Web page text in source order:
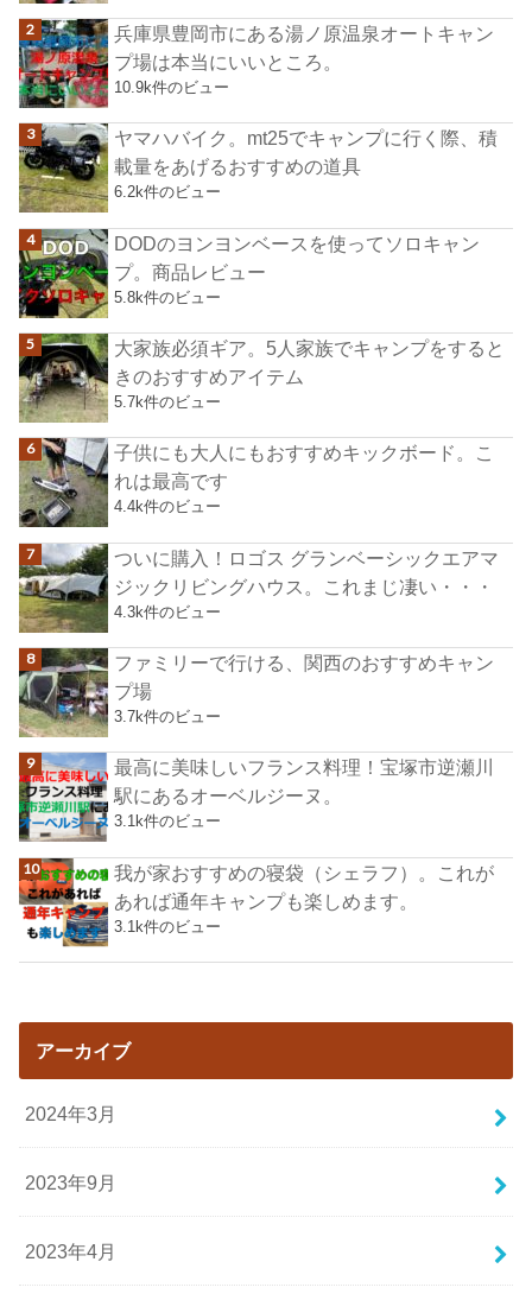
兵庫県豊岡市にある湯ノ原温泉オートキャン
プ場は本当にいいところ。
10.9k件のビュー
ヤマハバイク。mt25でキャンプに行く際、積
載量をあげるおすすめの道具
6.2k件のビュー
DODのヨンヨンベースを使ってソロキャン
プ。商品レビュー
5.8k件のビュー
大家族必須ギア。5人家族でキャンプをすると
きのおすすめアイテム
5.7k件のビュー
子供にも大人にもおすすめキックボード。こ
れは最高です
4.4k件のビュー
ついに購入！ロゴス グランベーシックエアマ
ジックリビングハウス。これまじ凄い・・・
4.3k件のビュー
ファミリーで行ける、関西のおすすめキャン
プ場
3.7k件のビュー
最高に美味しいフランス料理！宝塚市逆瀬川
駅にあるオーベルジーヌ。
3.1k件のビュー
我が家おすすめの寝袋（シェラフ）。これが
あれば通年キャンプも楽しめます。
3.1k件のビュー
アーカイブ
2024年3月
2023年9月
2023年4月